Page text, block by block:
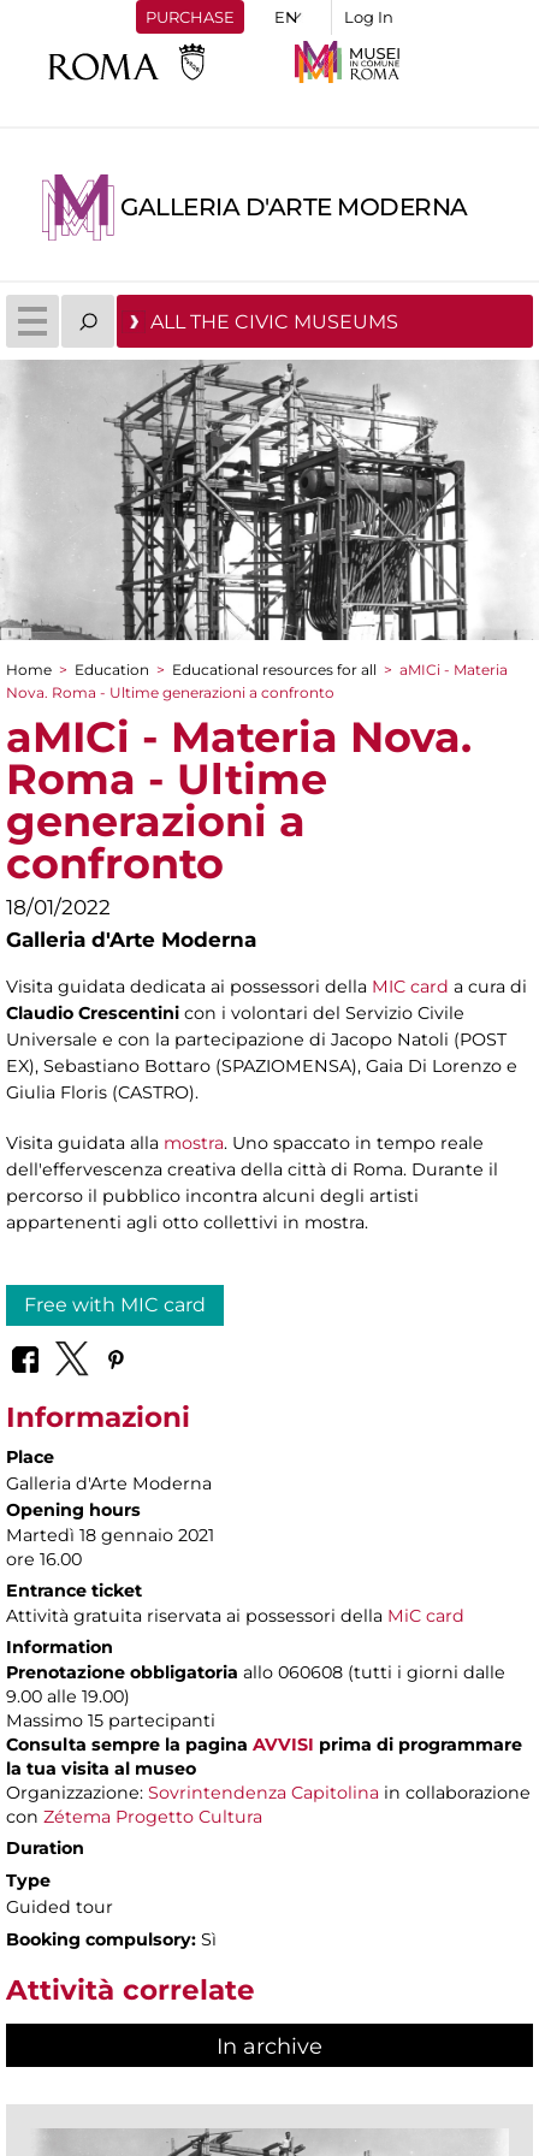
PURCHASE Log In
GALLERIA D'ARTE MODERNA
ALL THE CIVIC MUSEUMS
You are here
Home > Education > Educational resources for all > aMICi - Materia
Nova. Roma - Ultime generazioni a confronto
aMICi - Materia Nova.
Roma - Ultime
generazioni a
confronto
18/01/2022
Galleria d'Arte Moderna
Visita guidata dedicata ai possessori della MIC card a cura di
Claudio Crescentini con i volontari del Servizio Civile
Universale e con la partecipazione di Jacopo Natoli (POST
EX), Sebastiano Bottaro (SPAZIOMENSA), Gaia Di Lorenzo e
Giulia Floris (CASTRO).
Visita guidata alla mostra. Uno spaccato in tempo reale
dell'effervescenza creativa della città di Roma. Durante il
percorso il pubblico incontra alcuni degli artisti
appartenenti agli otto collettivi in mostra.
Free with MIC card
Informazioni
Place
Galleria d'Arte Moderna
Opening hours
Martedì 18 gennaio 2021
ore 16.00
Entrance ticket
Attività gratuita riservata ai possessori della MiC card
Information
Prenotazione obbligatoria allo 060608 (tutti i giorni dalle
9.00 alle 19.00)
Massimo 15 partecipanti
Consulta sempre la pagina AVVISI prima di programmare
la tua visita al museo
Organizzazione: Sovrintendenza Capitolina in collaborazione
con Zétema Progetto Cultura
Duration
Type
Guided tour
Booking compulsory: Sì
Attività correlate
In archive